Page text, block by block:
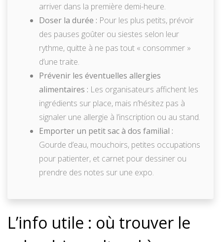
arriver dans la première demi-heure.
Doser la durée : Pour les plus petits, prévoir
des pauses goûter ou siestes selon leur
rythme, quitte à ne pas tout « consommer »
d’une traite.
Prévenir les éventuelles allergies
alimentaires : Les organisateurs affichent les
ingrédients sur place, mais n’hésitez pas à
signaler une allergie à l’inscription ou au stand.
Emporter un petit sac à dos familial :
Gourde d’eau, mouchoirs, petites occupations
pour patienter, et carnet pour dessiner ou
prendre des notes sur une expo.
L’info utile : où trouver le